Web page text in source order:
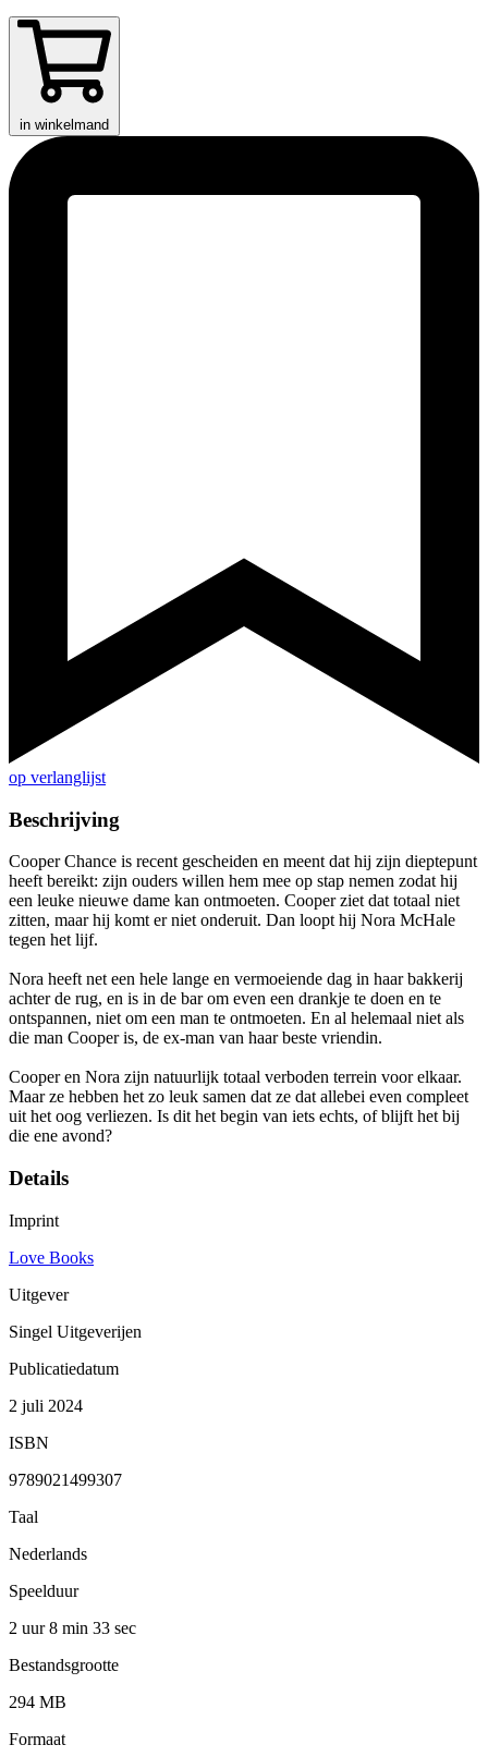
in winkelmand
op verlanglijst
Beschrijving
Cooper Chance is recent gescheiden en meent dat hij zijn dieptepunt
heeft bereikt: zijn ouders willen hem mee op stap nemen zodat hij
een leuke nieuwe dame kan ontmoeten. Cooper ziet dat totaal niet
zitten, maar hij komt er niet onderuit. Dan loopt hij Nora McHale
tegen het lijf.
Nora heeft net een hele lange en vermoeiende dag in haar bakkerij
achter de rug, en is in de bar om even een drankje te doen en te
ontspannen, niet om een man te ontmoeten. En al helemaal niet als
die man Cooper is, de ex-man van haar beste vriendin.
Cooper en Nora zijn natuurlijk totaal verboden terrein voor elkaar.
Maar ze hebben het zo leuk samen dat ze dat allebei even compleet
uit het oog verliezen. Is dit het begin van iets echts, of blijft het bij
die ene avond?
Details
Imprint
Love Books
Uitgever
Singel Uitgeverijen
Publicatiedatum
2 juli 2024
ISBN
9789021499307
Taal
Nederlands
Speelduur
2 uur 8 min 33 sec
Bestandsgrootte
294 MB
Formaat